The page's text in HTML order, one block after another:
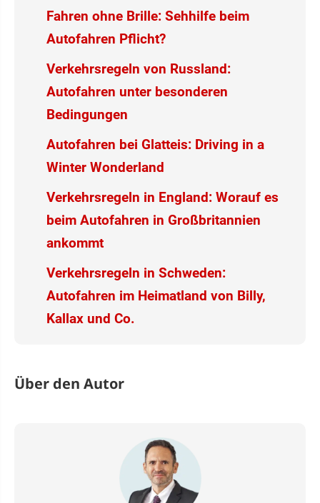
Fahren ohne Brille: Sehhilfe beim
Autofahren Pflicht?
Verkehrsregeln von Russland:
Autofahren unter besonderen
Bedingungen
Autofahren bei Glatteis: Driving in a
Winter Wonderland
Verkehrsregeln in England: Worauf es
beim Autofahren in Großbritannien
ankommt
Verkehrsregeln in Schweden:
Autofahren im Heimatland von Billy,
Kallax und Co.
Über den Autor